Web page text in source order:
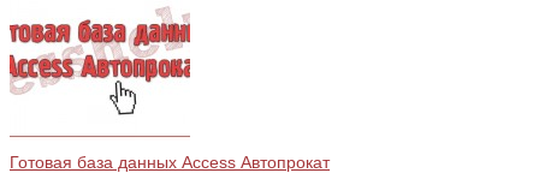
Готовая база данных Access Автопрокат